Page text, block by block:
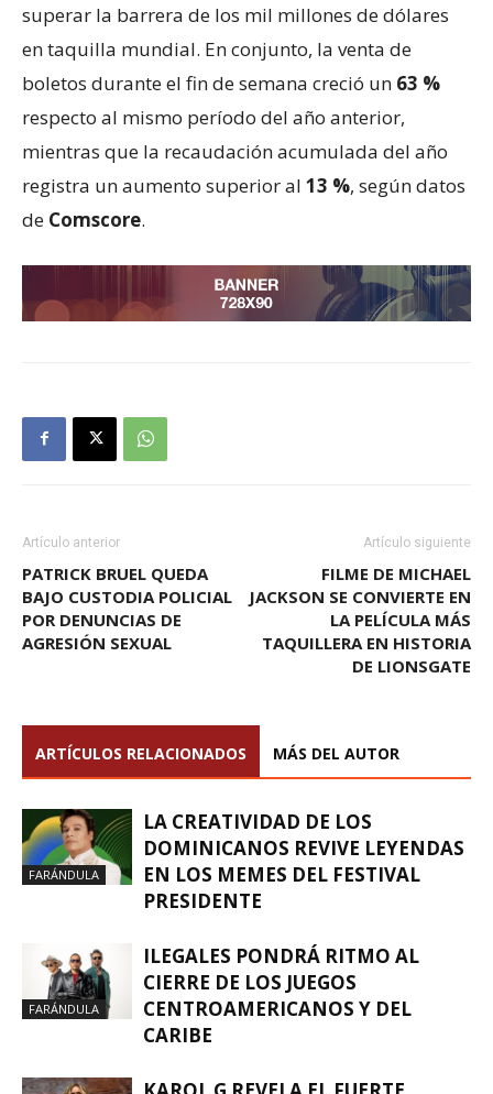
superar la barrera de los mil millones de dólares
en taquilla mundial. En conjunto, la venta de
boletos durante el fin de semana creció un 63 %
respecto al mismo período del año anterior,
mientras que la recaudación acumulada del año
registra un aumento superior al 13 %, según datos
de Comscore.
Artículo anterior
PATRICK BRUEL QUEDA
BAJO CUSTODIA POLICIAL
POR DENUNCIAS DE
AGRESIÓN SEXUAL
Artículo siguiente
FILME DE MICHAEL
JACKSON SE CONVIERTE EN
LA PELÍCULA MÁS
TAQUILLERA EN HISTORIA
DE LIONSGATE
ARTÍCULOS RELACIONADOS MÁS DEL AUTOR
FARÁNDULA
LA CREATIVIDAD DE LOS
DOMINICANOS REVIVE LEYENDAS
EN LOS MEMES DEL FESTIVAL
PRESIDENTE
FARÁNDULA
ILEGALES PONDRÁ RITMO AL
CIERRE DE LOS JUEGOS
CENTROAMERICANOS Y DEL
CARIBE